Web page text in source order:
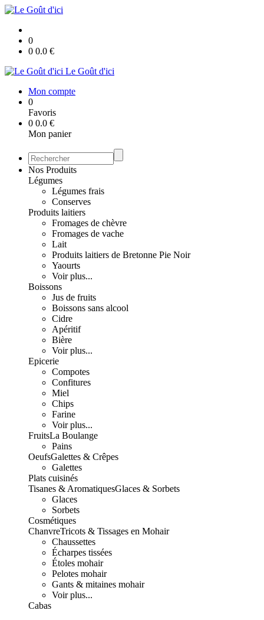
0
0 0.0 €
Le Goût d'ici
Mon compte
0
Favoris
0 0.0 €
Mon panier
Nos Produits
Légumes
Légumes frais
Conserves
Produits laitiers
Fromages de chèvre
Fromages de vache
Lait
Produits laitiers de Bretonne Pie Noir
Yaourts
Voir plus...
Boissons
Jus de fruits
Boissons sans alcool
Cidre
Apéritif
Bière
Voir plus...
Epicerie
Compotes
Confitures
Miel
Chips
Farine
Voir plus...
FruitsLa Boulange
Pains
OeufsGalettes & Crêpes
Galettes
Plats cuisinés
Tisanes & AromatiquesGlaces & Sorbets
Glaces
Sorbets
Cosmétiques
ChanvreTricots & Tissages en Mohair
Chaussettes
Écharpes tissées
Étoles mohair
Pelotes mohair
Gants & mitaines mohair
Voir plus...
Cabas